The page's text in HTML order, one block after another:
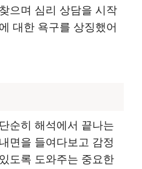
으며 심리 상담을 시작
대한 욕구를 상징했어
순히 해석에서 끝나는
면을 들여다보고 감정
도록 도와주는 중요한